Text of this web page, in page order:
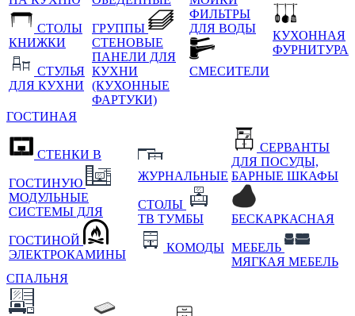
СТОЛЫ
КНИЖКИ
СТУЛЬЯ
ДЛЯ КУХНИ
ГРУППЫ
СТЕНОВЫЕ
ПАНЕЛИ ДЛЯ
КУХНИ
(КУХОННЫЕ
ФАРТУКИ)
ФИЛЬТРЫ
ДЛЯ ВОДЫ
СМЕСИТЕЛИ
КУХОННАЯ
ФУРНИТУРА
ГОСТИНАЯ
СТЕНКИ В
ГОСТИНУЮ
МОДУЛЬНЫЕ
СИСТЕМЫ ДЛЯ
ГОСТИНОЙ
ЭЛЕКТРОКАМИНЫ
ЖУРНАЛЬНЫЕ
СТОЛЫ
ТВ ТУМБЫ
КОМОДЫ
СЕРВАНТЫ
ДЛЯ ПОСУДЫ,
БАРНЫЕ ШКАФЫ
БЕСКАРКАСНАЯ
МЕБЕЛЬ
МЯГКАЯ МЕБЕЛЬ
СПАЛЬНЯ